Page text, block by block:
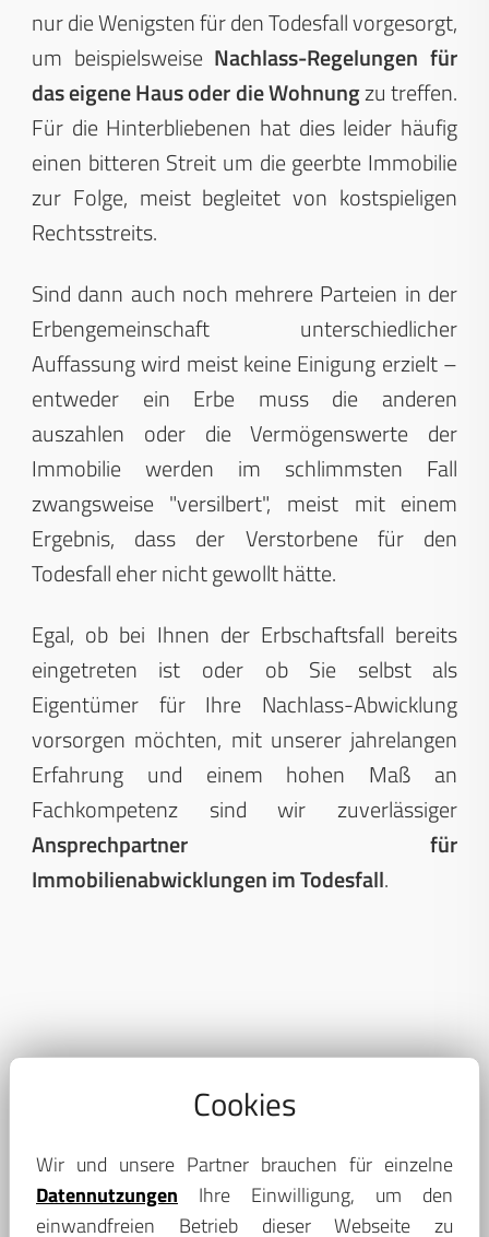
nur die Wenigsten für den Todesfall vorgesorgt,
um beispielsweise Nachlass-Regelungen für
das eigene Haus oder die Wohnungzu treffen.
Für die Hinterbliebenen hat dies leider häufig
einen bitteren Streit um die geerbte Immobilie
zur Folge, meist begleitet von kostspieligen
Rechtsstreits.
Sind dann auch noch mehrere Parteien in der
Erbengemeinschaft unterschiedlicher
Auffassung wird meist keine Einigung erzielt –
entweder ein Erbe muss die anderen
auszahlen oder die Vermögenswerte der
Immobilie werden im schlimmsten Fall
zwangsweise "versilbert", meist mit einem
Ergebnis, dass der Verstorbene für den
Todesfall eher nicht gewollt hätte.
Egal, ob bei Ihnen der Erbschaftsfall bereits
eingetreten ist oder ob Sie selbst als
Eigentümer für Ihre Nachlass-Abwicklung
vorsorgen möchten, mit unserer jahrelangen
Erfahrung und einem hohen Maß an
Fachkompetenz sind wir zuverlässiger
Ansprechpartner für
Immobilienabwicklungen im Todesfall.
Haus und Erbe: individuelle Nachlass-
Cookies
Wir und unsere Partner brauchen für einzelne
Datennutzungen Ihre Einwilligung, um den
einwandfreien Betrieb dieser Webseite zu